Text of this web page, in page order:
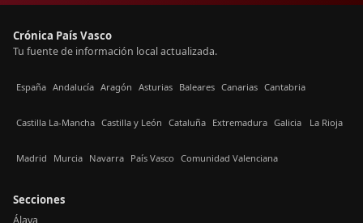
Crónica País Vasco
Tu fuente de información local actualizada.
España Andalucía Aragón Asturias Baleares Canarias Cantabria
Castilla La-Mancha Castilla y León Cataluña Extremadura Galicia La Rioja
Madrid Murcia Navarra País Vasco Comunidad Valenciana
Secciones
Álava